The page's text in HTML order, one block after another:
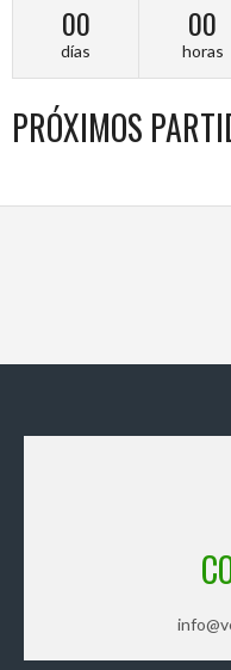
00
días
00
horas
PRÓXIMOS